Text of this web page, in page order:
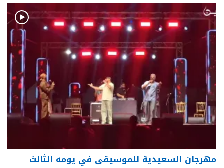
مهرجان السعيدية للموسيقى في يومه الثالث